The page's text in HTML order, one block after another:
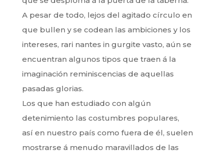
A pesar de todo, lejos del agitado círculo en
que bullen y se codean las ambiciones y los
intereses, rari nantes in gurgite vasto, aún se
encuentran algunos tipos que traen á la
imaginación reminiscencias de aquellas
pasadas glorias.
Los que han estudiado con algún
detenimiento las costumbres populares,
así en nuestro país como fuera de él, suelen
mostrarse á menudo maravillados de las